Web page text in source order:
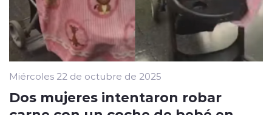
Miércoles 22 de octubre de 2025
Dos mujeres intentaron robar